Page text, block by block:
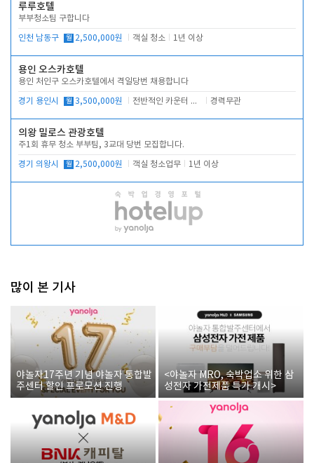
루루호텔
부부청소팀 구합니다
인천 남동구 월 2,500,000원 객실 청소 1년 이상
용인 오스카호텔
용인 처인구 오스카호텔에서 격일당번 채용합니다
경기 용인시 월 3,500,000원 전반적인 카운터 업무 경력무관
의왕 밀로스 관광호텔
주1회 휴무 청소 부부팀, 3교대 당번 모집합니다.
경기 의왕시 월 2,500,000원 객실 청소업무 1년 이상
많이 본 기사
야놀자17주년 기념 야놀자 통합발
주센터 할인 프로모션 진행
<야놀자 MRO, 숙박업소 위한 삼
성전자 가전제품 특가 개시>